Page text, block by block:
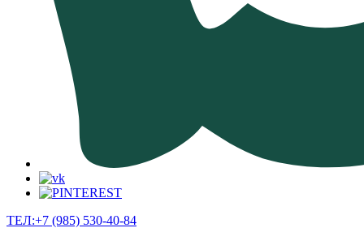
ТЕЛ:+7 (985) 530-40-84